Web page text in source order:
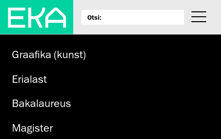
Graafika (kunst)
Erialast
Bakalaureus
Magister